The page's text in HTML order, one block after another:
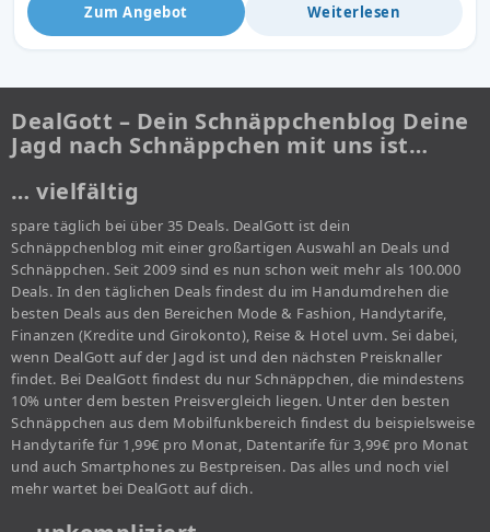
Zum Angebot Weiterlesen
DealGott – Dein Schnäppchenblog Deine
Jagd nach Schnäppchen mit uns ist…
… vielfältig
spare täglich bei über 35 Deals. DealGott ist dein
Schnäppchenblog mit einer großartigen Auswahl an Deals und
Schnäppchen. Seit 2009 sind es nun schon weit mehr als 100.000
Deals. In den täglichen Deals findest du im Handumdrehen die
besten Deals aus den Bereichen Mode & Fashion, Handytarife,
Finanzen (Kredite und Girokonto), Reise & Hotel uvm. Sei dabei,
wenn DealGott auf der Jagd ist und den nächsten Preisknaller
findet. Bei DealGott findest du nur Schnäppchen, die mindestens
10% unter dem besten Preisvergleich liegen. Unter den besten
Schnäppchen aus dem Mobilfunkbereich findest du beispielsweise
Handytarife für 1,99€ pro Monat, Datentarife für 3,99€ pro Monat
und auch Smartphones zu Bestpreisen. Das alles und noch viel
mehr wartet bei DealGott auf dich.